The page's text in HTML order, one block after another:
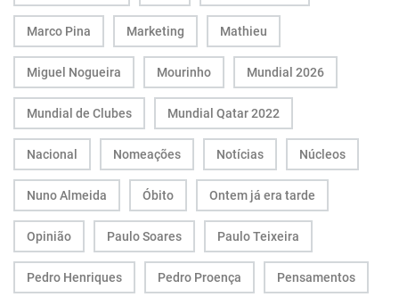
Marco Pina Marketing Mathieu
Miguel Nogueira Mourinho Mundial 2026
Mundial de Clubes Mundial Qatar 2022
Nacional Nomeações Notícias Núcleos
Nuno Almeida Óbito Ontem já era tarde
Opinião Paulo Soares Paulo Teixeira
Pedro Henriques Pedro Proença Pensamentos